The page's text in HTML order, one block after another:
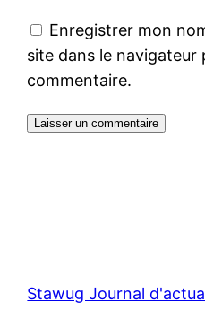
Enregistrer mon
site dans le
commentaire.
Stawug Journal